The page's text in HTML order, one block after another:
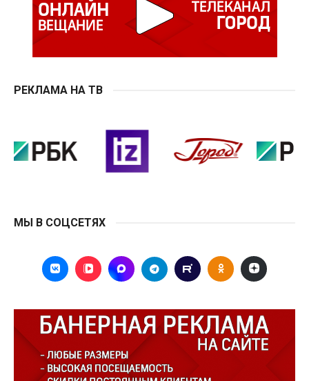
РЕКЛАМА НА ТВ
МЫ В СОЦСЕТЯХ